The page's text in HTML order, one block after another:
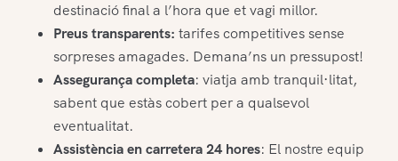
destinació final a l’hora que et vagi millor.
Preus transparents: tarifes competitives sense
sorpreses amagades. Demana’ns un pressupost!
Assegurança completa: viatja amb tranquil·litat,
sabent que estàs cobert per a qualsevol
eventualitat.
Assistència en carretera 24 hores: El nostre equip